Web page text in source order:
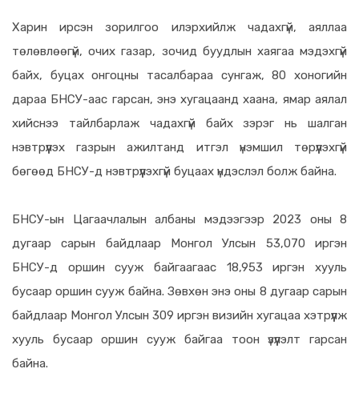
Харин ирсэн зорилгоо илэрхийлж чадахгүй, аяллаа
төлөвлөөгүй, очих газар, зочид буудлын хаягаа мэдэхгүй
байх, буцах онгоцны тасалбараа сунгаж, 80 хоногийн
дараа БНСУ-аас гарсан, энэ хугацаанд хаана, ямар аялал
хийснээ тайлбарлаж чадахгүй байх зэрэг нь шалган
нэвтрүүлэх газрын ажилтанд итгэл үнэмшил төрүүлэхгүй
бөгөөд БНСУ-д нэвтрүүлэхгүй буцаах үндэслэл болж байна.
БНСУ-ын Цагаачлалын албаны мэдээгээр 2023 оны 8
дугаар сарын байдлаар Монгол Улсын 53,070 иргэн
БНСУ-д оршин сууж байгаагаас 18,953 иргэн хууль
бусаар оршин сууж байна. Зөвхөн энэ оны 8 дугаар сарын
байдлаар Монгол Улсын 309 иргэн визийн хугацаа хэтрүүлж
хууль бусаар оршин сууж байгаа тоон үзүүлэлт гарсан
байна.